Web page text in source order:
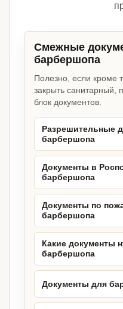
Смежные
барбершопа
Полезно, если кроме
закрыть санитарный,
блок документов.
Разрешительные
барбершопа
Документы в
барбершопа
Документы по
барбершопа
Какие документы
барбершопа
Документы для